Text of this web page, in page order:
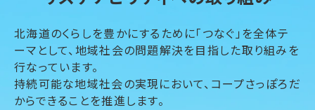
北海道のくらしを豊かにするために「つなぐ」を全体テ
ーマとして、地域社会の問題解決を目指した取り組みを
行なっています。
持続可能な地域社会の実現において、コープさっぽろだ
からできることを推進します。